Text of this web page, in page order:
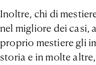
Inoltre, chi di
nel migliore dei casi,
proprio mestiere gli
storia e in molte